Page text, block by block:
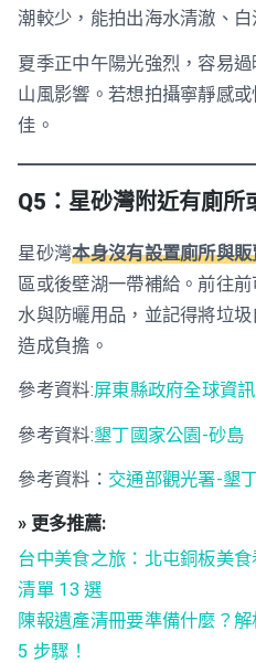
潮較少，能拍出海水清澈、白
夏季正中午陽光強烈，容易
山風影響。若想拍攝寧靜感
佳。
Q5：星砂灣附近有廁所
星砂灣本身沒有設置廁所與
區或後壁湖一帶補給。前往
水與防曬用品，並記得將垃
造成負擔。
參考資料:屏東縣政府全球資
參考資料:墾丁國家公園-砂島
參考資料： 交通部觀光署-墾
» 更多推薦:
台中美食之旅：北屯銅板美
清單 13 選
陳報遺產清冊要準備什麼？
5 步驟！